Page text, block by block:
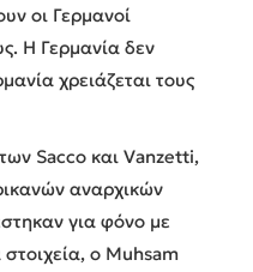
οι Γερμανοί
Η Γερμανία δεν
χρειάζεται τους
Sacco και Vanzetti,
αναρχικών
για φόνο με
ο Muhsam